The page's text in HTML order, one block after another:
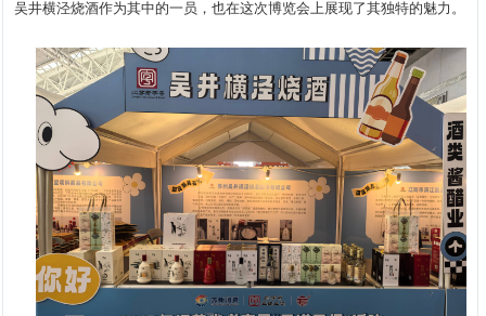
吴井横泾烧酒作为其中的一员，也在这次博览会上展现了其独特的魅力。